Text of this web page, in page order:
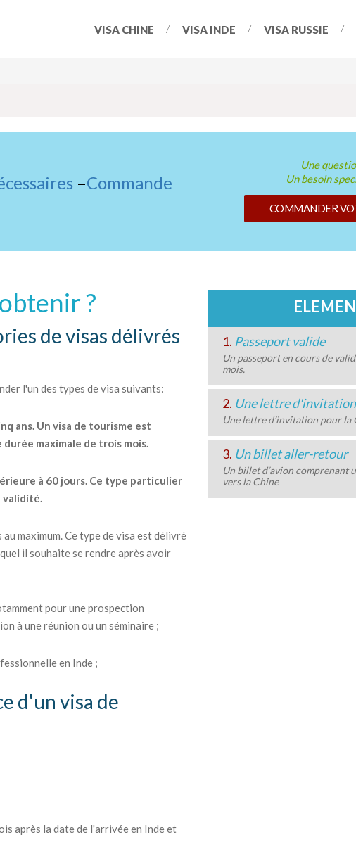
VISA CHINE VISA INDE VISA RUSSIE
–Commande
Une
Un besoin
COMMANDER
?
de visas délivrés
l'un des types de visa suivants:
ans. Un visa de tourisme est
maximale de trois mois.
à 60 jours. Ce type particulier
maximum. Ce type de visa est délivré
il souhaite se rendre après avoir
pour une prospection
à une réunion ou un séminaire ;
en Inde ;
d'un visa de
après la date de l'arrivée en Inde et
1. Passeport valide
Un passeport en cours de
mois.
2. Une lettre d'invitation
Une lettre d’invitation pour la
3. Un billet aller-retour
Un billet d’avion comprenant
vers la Chine